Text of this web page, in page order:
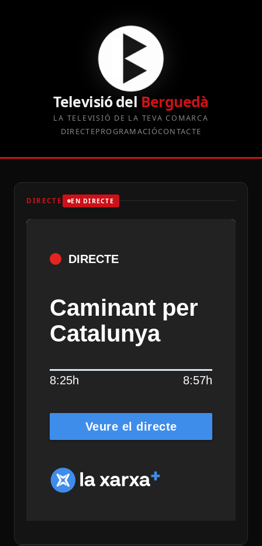
Televisió del Berguedà
LA TELEVISIÓ DE LA TEVA COMARCA
DIRECTEPROGRAMACIÓCONTACTE
DIRECTE EN DIRECTE
DIRECTE
Caminant per
Catalunya
8:25h 8:57h
Veure el directe